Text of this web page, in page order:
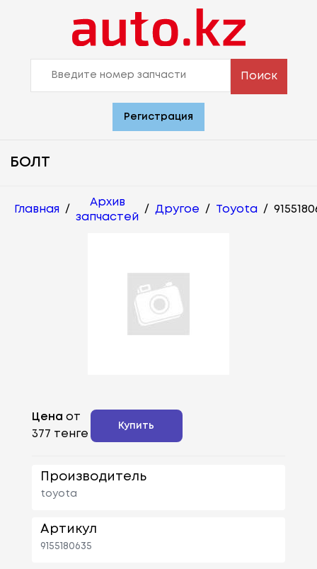
Поиск
Регистрация
БОЛТ
Главная /
Архив
запчастей
/ Другое / Toyota /
Цена от
377 тенге
Купить
Производитель
toyota
Артикул
9155180635